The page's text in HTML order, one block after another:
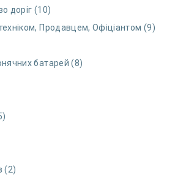
доріг (10)
Продавцем, Офіціантом (9)
батарей (8)
(2)